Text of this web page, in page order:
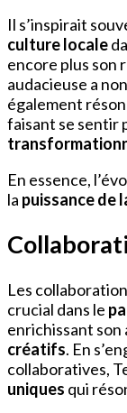
Il s’inspirait
culture locale
encore plus son
audacieuse a
également
faisant se sentir
En essence,
la puissance de
Les
crucial dans le
enrichissant son
créatifs. En
collaboratives,
uniques qui